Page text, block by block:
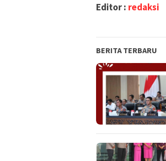
Editor : redaksi
BERITA TERBARU